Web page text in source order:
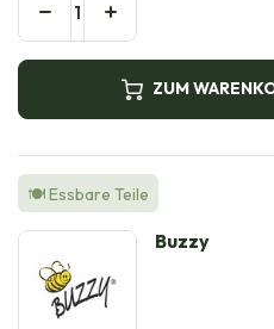
ZUM
🍽️ Essbare Teile
Buzzy